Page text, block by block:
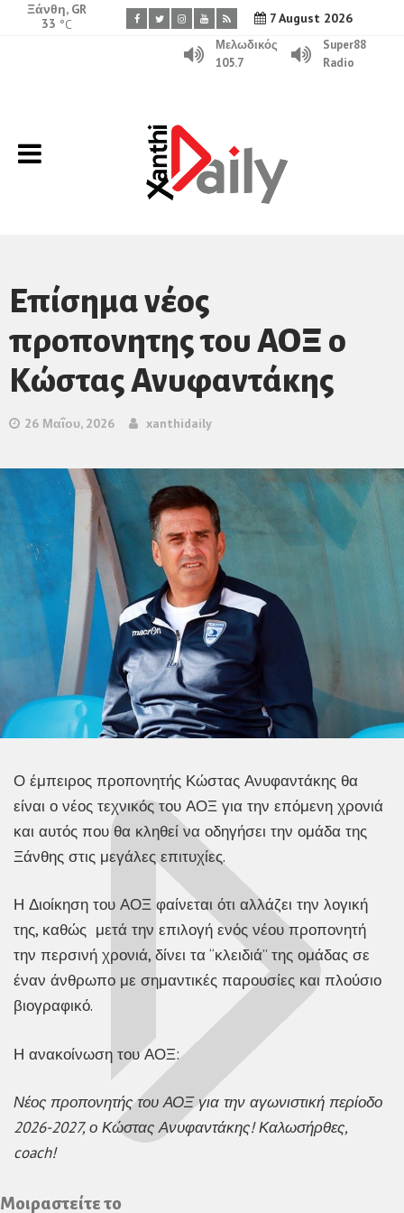
7 August 2026
Ξάνθη, GR
33 °C
Μελωδικός
105.7
Super88
Radio
Επίσημα νέος
προπονητης του ΑΟΞ ο
Κώστας Ανυφαντάκης
26 Μαΐου, 2026 xanthidaily
Ο έμπειρος προπονητής Κώστας Ανυφαντάκης θα
είναι ο νέος τεχνικός του ΑΟΞ για την επόμενη χρονιά
και αυτός που θα κληθεί να οδηγήσει την ομάδα της
Ξάνθης στις μεγάλες επιτυχίες.
Η Διοίκηση του ΑΟΞ φαίνεται ότι αλλάζει την λογική
της, καθώς μετά την επιλογή ενός νέου προπονητή
την περσινή χρονιά, δίνει τα “κλειδιά” της ομάδας σε
έναν άνθρωπο με σημαντικές παρουσίες και πλούσιο
βιογραφικό.
Η ανακοίνωση του ΑΟΞ:
Νέος προπονητής του ΑΟΞ για την αγωνιστική περίοδο
2026-2027, ο Κώστας Ανυφαντάκης! Καλωσήρθες,
coach!
Μοιραστείτε το